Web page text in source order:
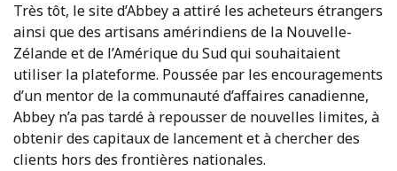
Très tôt, le site d’Abbey a attiré les acheteurs étrangers
ainsi que des artisans amérindiens de la Nouvelle-
Zélande et de l’Amérique du Sud qui souhaitaient
utiliser la plateforme. Poussée par les encouragements
d’un mentor de la communauté d’affaires canadienne,
Abbey n’a pas tardé à repousser de nouvelles limites, à
obtenir des capitaux de lancement et à chercher des
clients hors des frontières nationales.